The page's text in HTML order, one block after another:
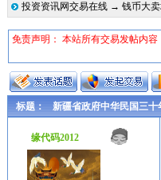
投资资讯网交易在线→ 钱币大
免责声明： 本站所有交易发帖内
标题： 新疆省政府中华民国三
缘代码2012